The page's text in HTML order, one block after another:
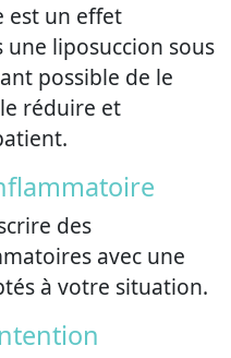
est un effet
liposuccion sous
possible de le
réduire et
des
avec une
à votre situation.